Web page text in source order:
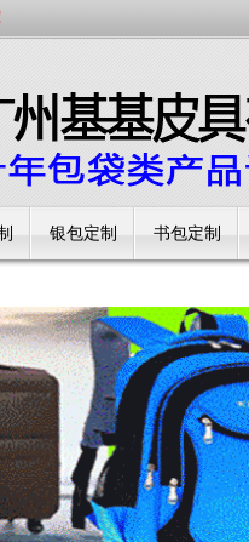
银包定制 书包定制